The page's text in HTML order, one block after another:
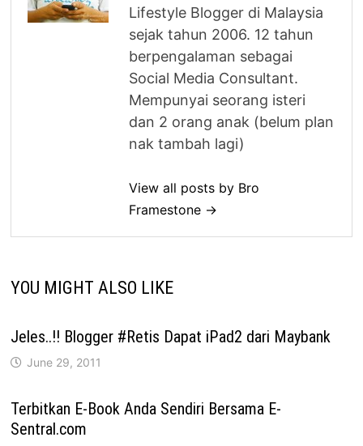
Lifestyle Blogger di Malaysia
sejak tahun 2006. 12 tahun
berpengalaman sebagai
Social Media Consultant.
Mempunyai seorang isteri
dan 2 orang anak (belum plan
nak tambah lagi)
View all posts by Bro
Framestone →
YOU MIGHT ALSO LIKE
Jeles..!! Blogger #Retis Dapat iPad2 dari Maybank
June 29, 2011
Terbitkan E-Book Anda Sendiri Bersama E-
Sentral.com